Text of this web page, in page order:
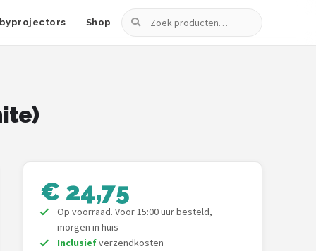
Shop
Zoeken
€ 24,75
Op voorraad. Voor 15:00 uur besteld,
morgen in huis
Inclusiefverzendkosten